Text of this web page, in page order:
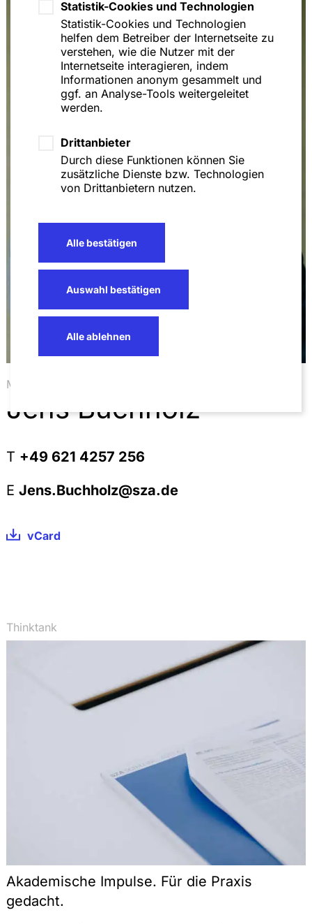
Statistik-Cookies und Technologien
Statistik-Cookies und Technologien
helfen dem Betreiber der Internetseite zu
verstehen, wie die Nutzer mit der
Internetseite interagieren, indem
Informationen anonym gesammelt und
ggf. an Analyse-Tools weitergeleitet
werden.
Drittanbieter
Durch diese Funktionen können Sie
zusätzliche Dienste bzw. Technologien
von Drittanbietern nutzen.
Alle bestätigen
Auswahl bestätigen
Alle ablehnen
Mannheim
Jens Buchholz
T +49 621 4257 256
E Jens.Buchholz@sza.de
vCard
Thinktank
Akademische Impulse. Für die Praxis
gedacht.